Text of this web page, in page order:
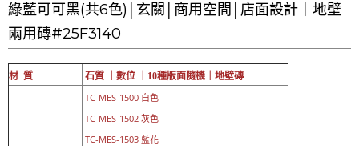
綠藍可可黑(共6色)│玄關│商用空間│店面設計｜地壁
兩用磚#25F3140
材 質 石質 ｜數位 ｜10種版面隨機｜ 地壁磚
TC-MES-1500 白色
TC-MES-1502 灰色
TC-MES-1503 藍花